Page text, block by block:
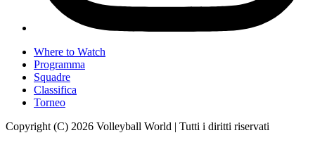
Where to Watch
Programma
Squadre
Classifica
Torneo
Copyright (C) 2026 Volleyball World | Tutti i diritti riservati